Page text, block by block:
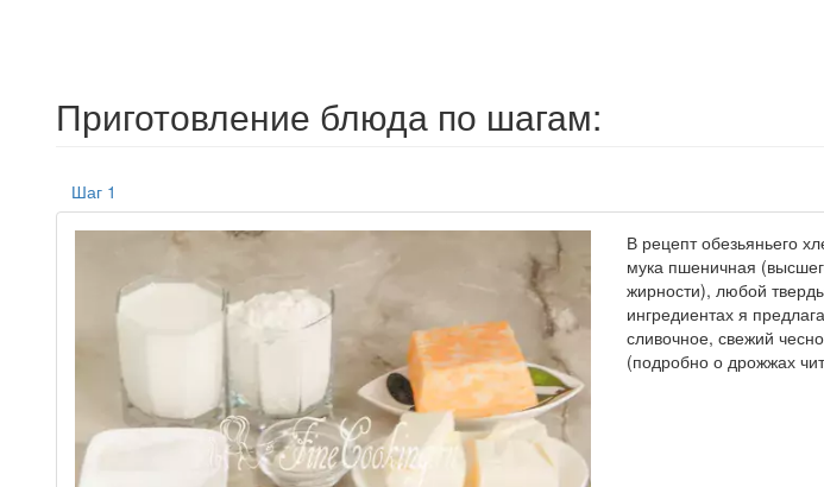
Приготовление блюда по шагам:
Шаг 1
В рецепт обезьяньего
мука пшеничная
жирности), любой
ингредиентах я
сливочное, свежий
(подробно о дрожжах